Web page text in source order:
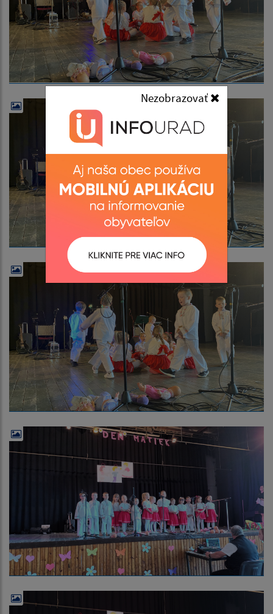
Nezobrazovať